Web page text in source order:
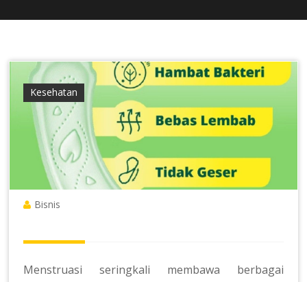
Kesehatan
Bisnis
Menstruasi seringkali membawa berbagai